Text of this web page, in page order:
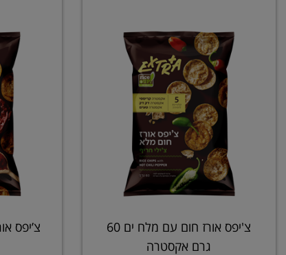
צ'יפס אורז חום עם מלח ים 60
גרם אקסטרה